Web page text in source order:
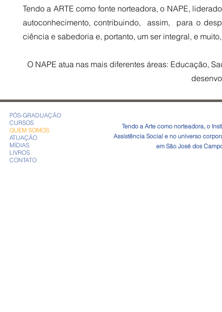
Tendo a ARTE como fonte norteadora, o NAPE,
autoconhecimento, contribuindo, assim, para o
ciência e sabedoria e, portanto, um ser integral, e
O NAPE atua nas mais diferentes áreas: Educação,
PÓS-GRADUAÇÃO
CURSOS
QUEM SOMOS
ATUAÇÃO
MÍDIAS
LIVROS
CONTATO
​Tendo a Arte como norteadora, o
Assistência Social e no universo
em São José dos